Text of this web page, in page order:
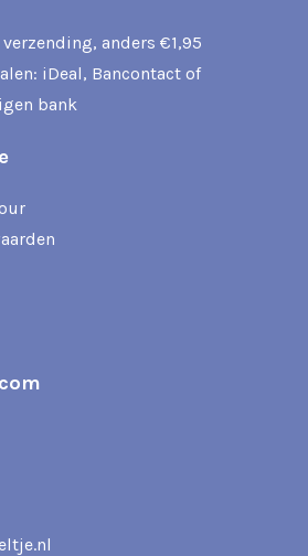
anders €1,95
iDeal, Bancontact of
bank